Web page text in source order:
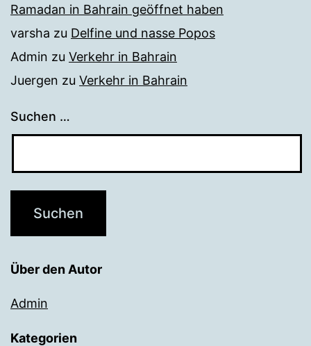
Ramadan in Bahrain geöffnet haben
varsha zu Delfine und nasse Popos
Admin zu Verkehr in Bahrain
Juergen zu Verkehr in Bahrain
Suchen …
Über den Autor
Admin
Kategorien